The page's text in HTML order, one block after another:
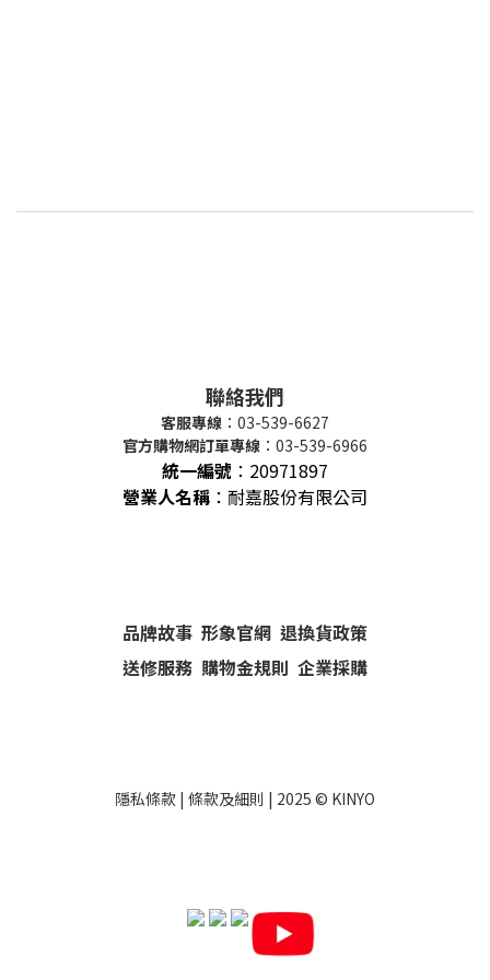
聯絡我們
客服專線 ：03-539-6627
官方購物網訂單專線 ：03-539-6966
統一編號 ： 20971897
營業人名稱 ：耐嘉股份有限公司
品牌故事 形象官網 退換貨政策
送修服務 購物金規則 企業採購
隱私條款 | 條款及細則 | 2025 © KINYO